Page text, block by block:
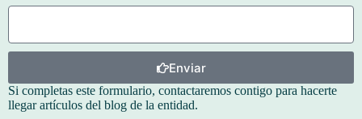
Enviar
Si completas este formulario, contactaremos contigo para hacerte
llegar artículos del blog de la entidad.